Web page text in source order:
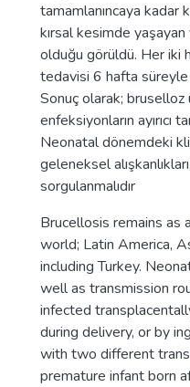
tamamlanıncaya
kırsal kesimde
olduğu görüldü. Her iki
tedavisi 6 hafta süreyle
Sonuç olarak;
enfeksiyonların ayırıcı
Neonatal dönemdeki
geleneksel
sorgulanmalıdır
Brucellosis remains as
world; Latin America,
including Turkey.
well as transmission
infected
during delivery, or by
with two different
premature infant born